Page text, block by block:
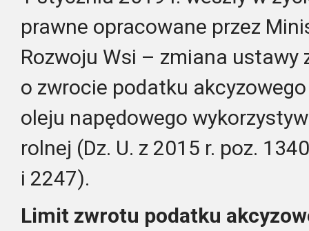
prawne opracowane przez
Rozwoju Wsi – zmiana ustawy
o zwrocie podatku
oleju napędowego
rolnej (Dz. U. z 2015 r. poz.
i 2247).
Limit zwrotu podatku